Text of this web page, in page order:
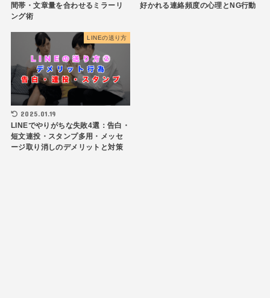
間帯・文章量を合わせるミラーリ
ング術
好かれる連絡頻度の心理とNG行動
LINEの送り方
2025.01.19
LINEでやりがちな失敗4選：告白・
短文連投・スタンプ多用・メッセ
ージ取り消しのデメリットと対策